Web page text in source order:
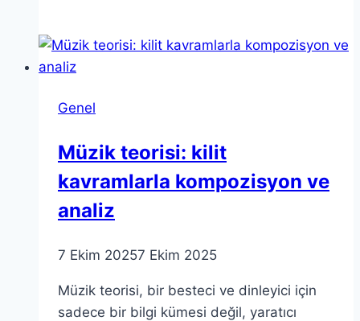
Komplo
Genel
Müzik teorisi: kilit
kavramlarla kompozisyon ve
analiz
7 Ekim 20257 Ekim 2025
Müzik teorisi, bir besteci ve dinleyici için
sadece bir bilgi kümesi değil, yaratıcı